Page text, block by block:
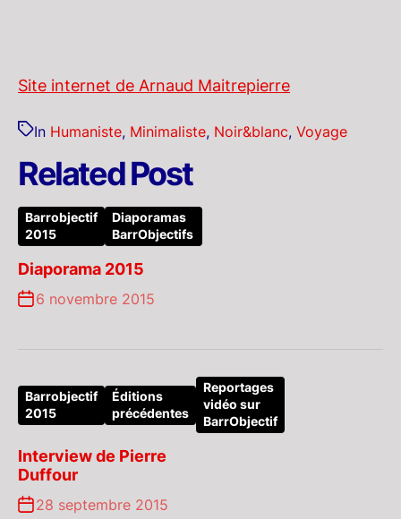
Site internet de Arnaud Maitrepierre
In Humaniste, Minimaliste, Noir&blanc, Voyage
Related Post
Barrobjectif
2015
Diaporamas
BarrObjectifs
Diaporama 2015
6 novembre 2015
Barrobjectif
2015
Éditions
précédentes
Reportages
vidéo sur
BarrObjectif
Interview de Pierre
Duffour
28 septembre 2015